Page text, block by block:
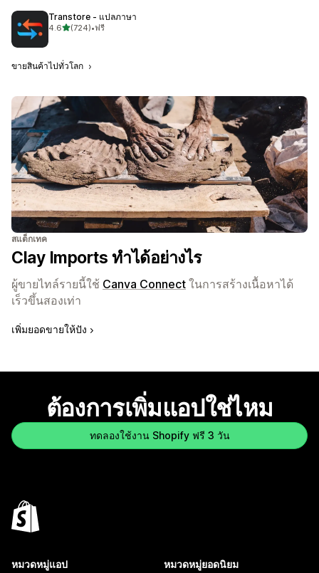
Transtore ‑ แปลภาษา
4.6เต็ม 5 ดาว
(724)
ทั้งหมด 724 รีวิว
•ฟรี
ขายสินค้าไปทั่วโลก
สแต็กเทค
Clay Imports ทำได้อย่างไร
ผู้ขายไทล์รายนี้ใช้ Canva Connect ในการสร้างเนื้อหาได้
เร็วขึ้นสองเท่า
เพิ่มยอดขายให้ปัง
ต้องการเพิ่มแอปใช่ไหม
ทดลองใช้งาน Shopify ฟรี 3 วัน
หมวดหมู่แอป หมวดหมู่ยอดนิยม